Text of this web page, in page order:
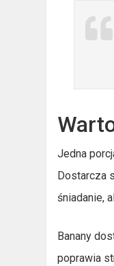
Jedna
Dostarcza
śniadanie,
Banany
poprawia